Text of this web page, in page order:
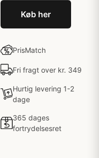
Køb her
PrisMatch
Fri fragt over kr. 349
Hurtig levering 1-2
dage
365 dages
fortrydelsesret